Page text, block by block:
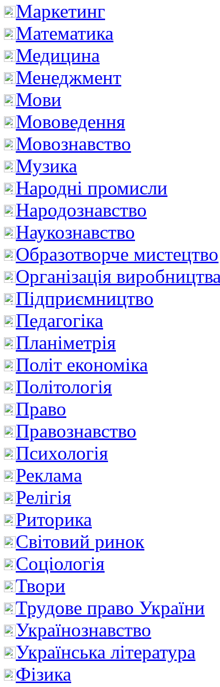
Маркетинг
Математика
Медицина
Менеджмент
Мови
Мововедення
Мовознавство
Музика
Народні промисли
Народознавство
Наукознавство
Образотворче мистецтво
Організація
Підприємництво
Педагогіка
Планіметрія
Політ економіка
Політологія
Право
Правознавство
Психологія
Реклама
Релігія
Риторика
Світовий ринок
Соціологія
Твори
Трудове право України
Українознавство
Українська література
Фізика